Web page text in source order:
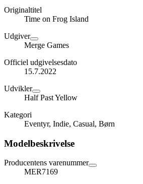
Originaltitel
Time on Frog Island
Udgiver
Merge Games
Officiel udgivelsesdato
15.7.2022
Udvikler
Half Past Yellow
Kategori
Eventyr, Indie, Casual, Børn
Modelbeskrivelse
Producentens varenummer
MER7169